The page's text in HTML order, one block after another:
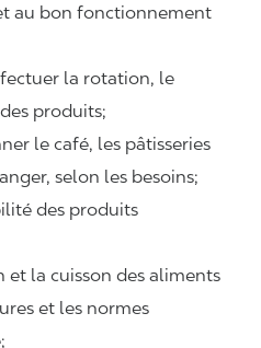
au bon fonctionnement
la rotation, le
produits;
le café, les pâtisseries
selon les besoins;
des produits
et la cuisson des aliments
et les normes